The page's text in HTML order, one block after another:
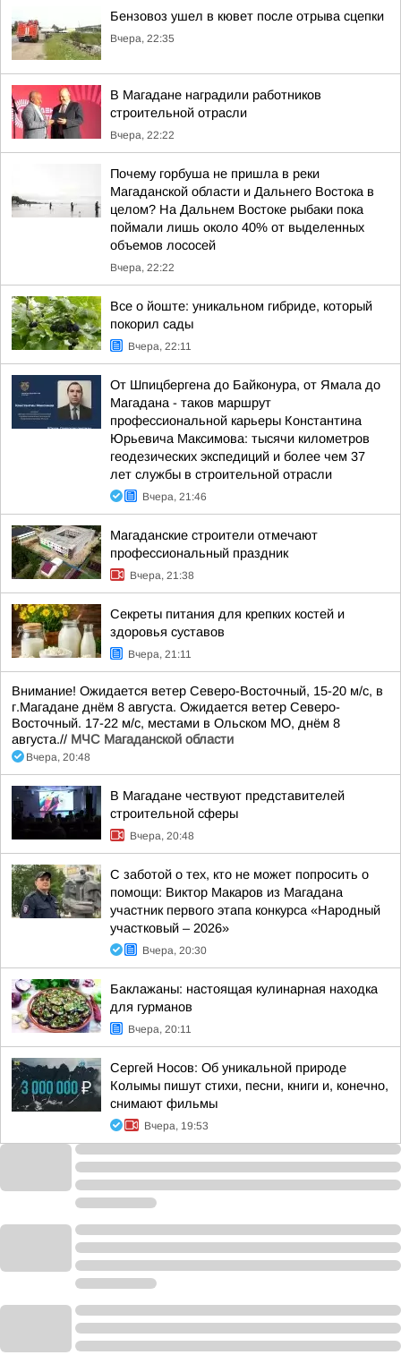
Бензовоз ушел в кювет после отрыва сцепки
Вчера, 22:35
В Магадане наградили работников
строительной отрасли
Вчера, 22:22
Почему горбуша не пришла в реки
Магаданской области и Дальнего Востока в
целом? На Дальнем Востоке рыбаки пока
поймали лишь около 40% от выделенных
объемов лососей
Вчера, 22:22
Все о йоште: уникальном гибриде, который
покорил сады
Вчера, 22:11
От Шпицбергена до Байконура, от Ямала до
Магадана - таков маршрут
профессиональной карьеры Константина
Юрьевича Максимова: тысячи километров
геодезических экспедиций и более чем 37
лет службы в строительной отрасли
Вчера, 21:46
Магаданские строители отмечают
профессиональный праздник
Вчера, 21:38
Секреты питания для крепких костей и
здоровья суставов
Вчера, 21:11
Внимание! Ожидается ветер Северо-Восточный, 15-20 м/с, в
г.Магадане днём 8 августа. Ожидается ветер Северо-
Восточный. 17-22 м/с, местами в Ольском МО, днём 8
августа.// МЧС Магаданской области
Вчера, 20:48
В Магадане чествуют представителей
строительной сферы
Вчера, 20:48
С заботой о тех, кто не может попросить о
помощи: Виктор Макаров из Магадана
участник первого этапа конкурса «Народный
участковый – 2026»
Вчера, 20:30
Баклажаны: настоящая кулинарная находка
для гурманов
Вчера, 20:11
Сергей Носов: Об уникальной природе
Колымы пишут стихи, песни, книги и, конечно,
снимают фильмы
Вчера, 19:53